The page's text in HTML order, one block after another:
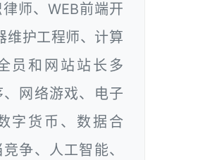
师、WEB前端开
维护工程师、计算
员和网站站长多
网络游戏、电子
字货币、数据合
争、人工智能、